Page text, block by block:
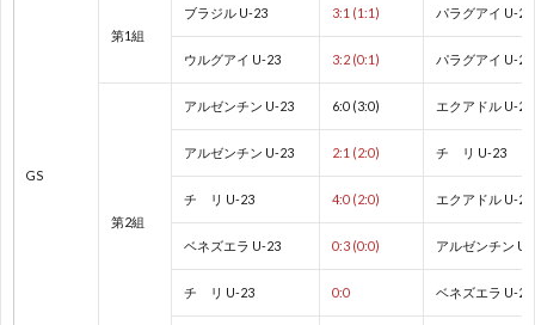
ッ
GS
第1組
ブラジル U-23 3:1 (1:1) パラグアイ U-23
ウルグアイ U-23 3:2 (0:1) パラグアイ U-23
第2組
アルゼンチン U-23 6:0 (3:0) エクアドル U-23
アルゼンチン U-23 2:1 (2:0) チ リ U-23
チ リ U-23 4:0 (2:0) エクアドル U-23
ベネズエラ U-23 0:3 (0:0) アルゼンチン U-
チ リ U-23 0:0 ベネズエラ U-23